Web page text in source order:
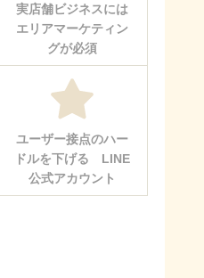
実店舗ビジネスには
エリアマーケティン
グが必須
ユーザー接点のハー
ドルを下げる LINE
公式アカウント